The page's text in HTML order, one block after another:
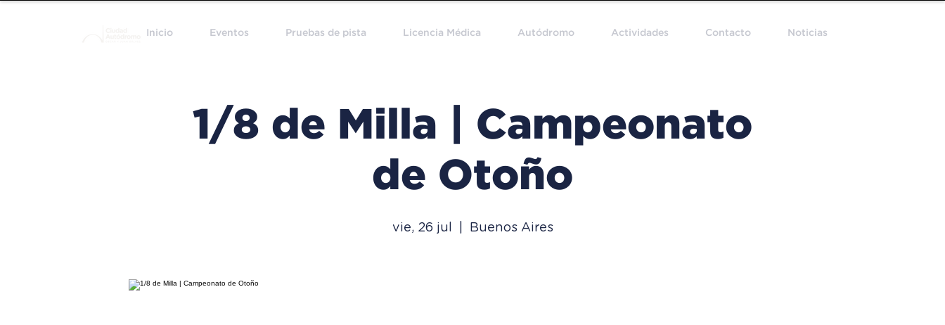
Inicio Eventos Pruebas de pista Licencia Médica Autódromo Actividades Contacto Noticias
1/8 de Milla | Campeonato
de Otoño
vie, 26 jul Buenos Aires